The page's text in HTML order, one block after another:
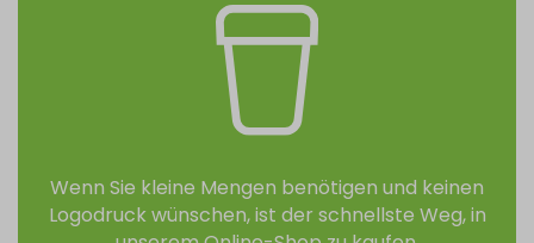
Wenn Sie kleine Mengen benötigen und keinen
Logodruck wünschen, ist der schnellste Weg, in